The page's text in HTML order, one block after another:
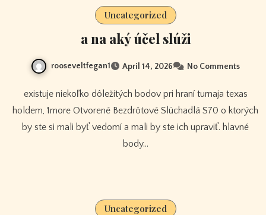
Uncategorized
a na aký účel slúži
rooseveltfegan1 April 14, 2026 No Comments
existuje niekoľko dôležitých bodov pri hraní turnaja texas
holdem, 1more Otvorené Bezdrôtové Slúchadlá S70 o ktorých
by ste si mali byť vedomí a mali by ste ich upraviť. hlavné
body…
Uncategorized